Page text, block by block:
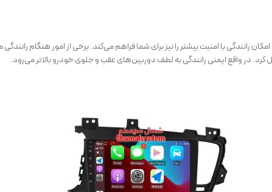
رانندگی با امنیت بیشتر را نیز برای شما فراهم می‌کند. برخی از امور هنگام
در واقع ایمنی رانندگی به لطف دوربین‌های عقب و جلوی خودرو بالاتر می‌رود.